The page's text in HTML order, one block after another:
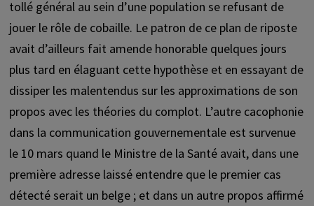
tollé général au sein d’une population se refusant de
jouer le rôle de cobaille. Le patron de ce plan de riposte
avait d’ailleurs fait amende honorable quelques jours
plus tard en élaguant cette hypothèse et en essayant de
dissiper les malentendus sur les approximations de son
propos avec les théories du complot. L’autre cacophonie
dans la communication gouvernementale est survenue
le 10 mars quand le Ministre de la Santé avait, dans une
première adresse laissé entendre que le premier cas
détecté serait un belge ; et dans un autre propos affirmé